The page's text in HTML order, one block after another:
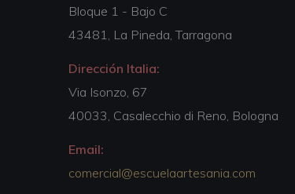
Bloque 1 - Bajo C
43481, La Pineda, Tarragona
Dirección Italia:
Via Isonzo, 67
40033, Casalecchio di Reno, Bologna
Email:
comercial@escuelaartesania.com